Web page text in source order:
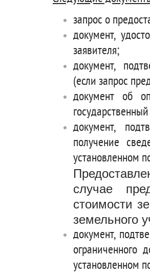
запрос о
документ,
заявителя;
документ,
(если запрос
документ об
документ,
получение
установленном
случае
стоимости
земельного
документ,
ограниченного
установленном